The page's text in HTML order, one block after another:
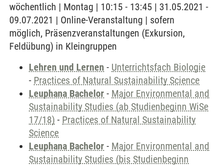
wöchentlich | Montag | 10:15 - 13:45 | 31.05.2021 -
09.07.2021 | Online-Veranstaltung | sofern
möglich, Präsenzveranstaltungen (Exkursion,
Feldübung) in Kleingruppen
Lehren und Lernen - Unterrichtsfach Biologie
- Practices of Natural Sustainability Science
Leuphana Bachelor - Major Environmental and
Sustainability Studies (ab Studienbeginn WiSe
17/18) - Practices of Natural Sustainability
Science
Leuphana Bachelor - Major Environmental and
Sustainability Studies (bis Studienbeginn